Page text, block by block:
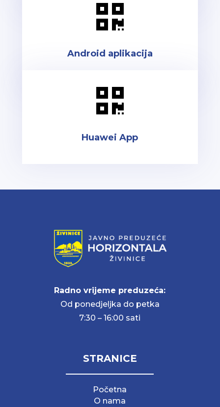

Android aplikacija

Huawei App
Radno vrijeme preduzeća:
Od ponedjeljka do petka
7:30 – 16:00 sati
STRANICE
Početna
O nama